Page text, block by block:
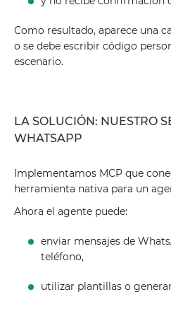
Como resultado, aparece una
o se debe escribir código
escenario.
LA SOLUCIÓN: NUESTRO
WHATSAPP
Implementamos MCP que
herramienta nativa para un
Ahora el agente puede:
enviar mensajes de
teléfono,
utilizar plantillas o